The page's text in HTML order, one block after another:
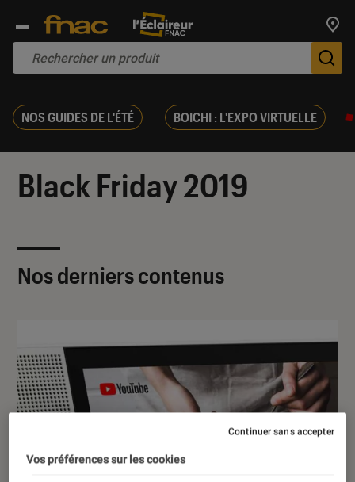
NOS GUIDES DE L'ÉTÉ BOICHI : L'EXPO VIRTUELLE
Black Friday 2019
Nos derniers contenus
Vos préférences sur les cookies
Continuer sans accepter